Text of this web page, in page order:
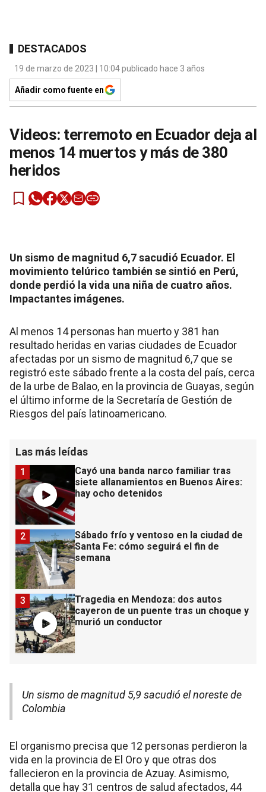
DESTACADOS
19 de marzo de 2023 | 10:04 publicado hace 3 años
Añadir como fuente en
Videos: terremoto en Ecuador deja al
menos 14 muertos y más de 380
heridos
Un sismo de magnitud 6,7 sacudió Ecuador. El
movimiento telúrico también se sintió en Perú,
donde perdió la vida una niña de cuatro años.
Impactantes imágenes.
Al menos 14 personas han muerto y 381 han
resultado heridas en varias ciudades de Ecuador
afectadas por un sismo de magnitud 6,7 que se
registró este sábado frente a la costa del país, cerca
de la urbe de Balao, en la provincia de Guayas, según
el último informe de la Secretaría de Gestión de
Riesgos del país latinoamericano.
Las más leídas
Cayó una banda narco familiar tras
siete allanamientos en Buenos Aires:
hay ocho detenidos
1
Sábado frío y ventoso en la ciudad de
Santa Fe: cómo seguirá el fin de
semana
2
Tragedia en Mendoza: dos autos
cayeron de un puente tras un choque y
murió un conductor
3
Un sismo de magnitud 5,9 sacudió el noreste de
Colombia
El organismo precisa que 12 personas perdieron la
vida en la provincia de El Oro y que otras dos
fallecieron en la provincia de Azuay. Asimismo,
detalla que hay 31 centros de salud afectados, 44